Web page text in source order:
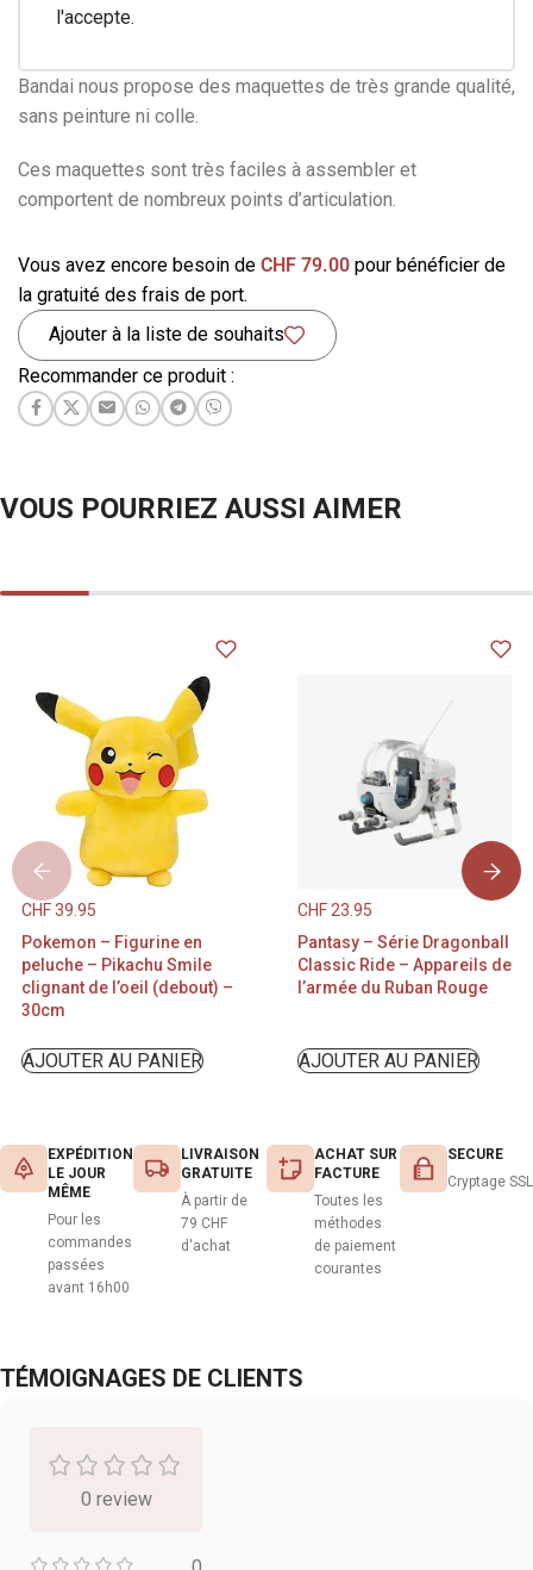
l'accepte.
Bandai nous propose des maquettes de très grande qualité,
sans peinture ni colle.
Ces maquettes sont très faciles à assembler et
comportent de nombreux points d’articulation.
Vous avez encore besoin de CHF 79.00 pour bénéficier de
la gratuité des frais de port.
Ajouter à la liste de souhaits
Recommander ce produit :
VOUS POURRIEZ AUSSI AIMER
CHF39.95
Pokemon – Figurine en
peluche – Pikachu Smile
clignant de l’oeil (debout) –
30cm
AJOUTER AU PANIER
CHF23.95
Pantasy – Série Dragonball
Classic Ride – Appareils de
l’armée du Ruban Rouge
AJOUTER AU PANIER
EXPÉDITION
LE JOUR
MÊME
Pour les
commandes
passées
avant 16h00
LIVRAISON
GRATUITE
À partir de
79 CHF
d'achat
ACHAT SUR
FACTURE
Toutes les
méthodes
de paiement
courantes
SECURE
Cryptage SSL
TÉMOIGNAGES DE CLIENTS
0 review